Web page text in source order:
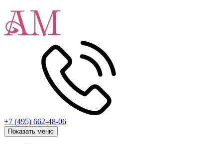
+7 (495) 662-48-06
Показать меню